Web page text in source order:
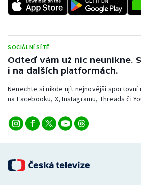
SOCIÁLNÍ SÍTĚ
Odteď vám už nic neunikne.
i na dalších platformách.
Nenechte si nikde ujít nejnovější sportovní
na Facebooku, X, Instagramu, Threads či